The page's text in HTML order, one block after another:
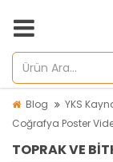
Blog
YKS
Coğrafya Poster
TOPRAK VE